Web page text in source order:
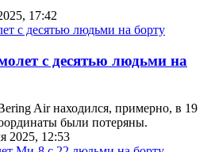
17:42
с десятью людьми на
Air находился, примерно, в 19
были потеряны.
2025, 12:53